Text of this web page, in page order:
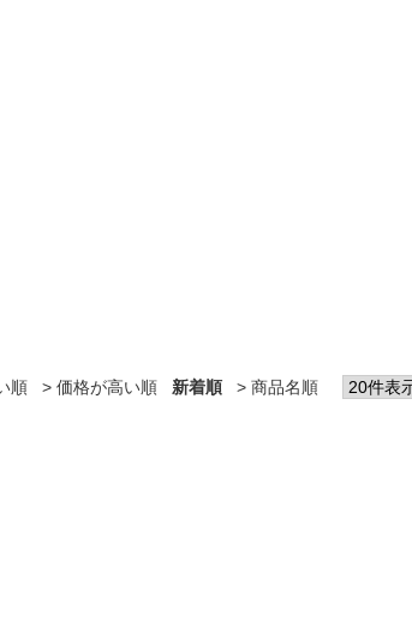
順 価格が高い順 新着順 商品名順